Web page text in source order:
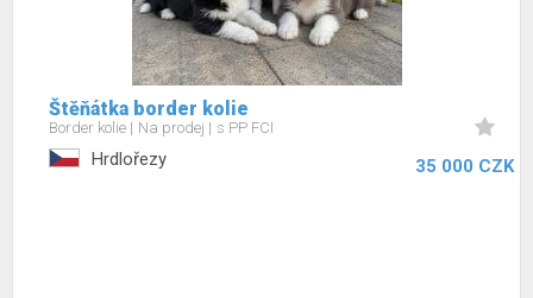
Štěňátka border kolie
Border kolie Na prodej s PP FCI
Hrdlořezy 35 000 CZK